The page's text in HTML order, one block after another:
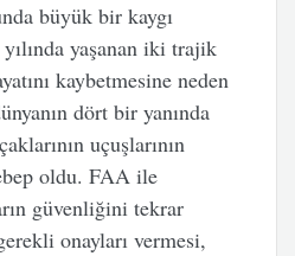
büyük bir kaygı
yaşanan iki trajik
kaybetmesine neden
dört bir yanında
uçuşlarının
oldu. FAA ile
güvenliğini tekrar
onayları vermesi,